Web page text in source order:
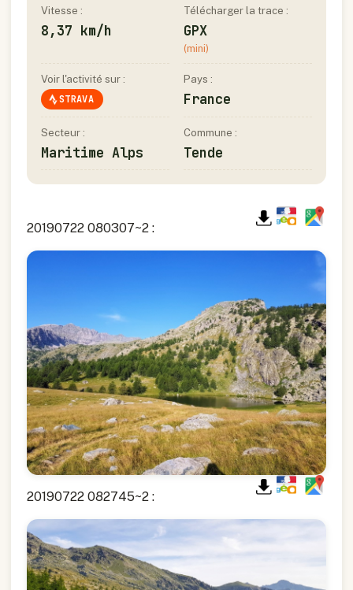
Vitesse :
8,37 km/h
Télécharger la trace :
GPX
(mini)
Voir l'activité sur :
STRAVA
Pays :
France
Secteur :
Maritime Alps
Commune :
Tende
20190722 080307~2 :
20190722 082745~2 :